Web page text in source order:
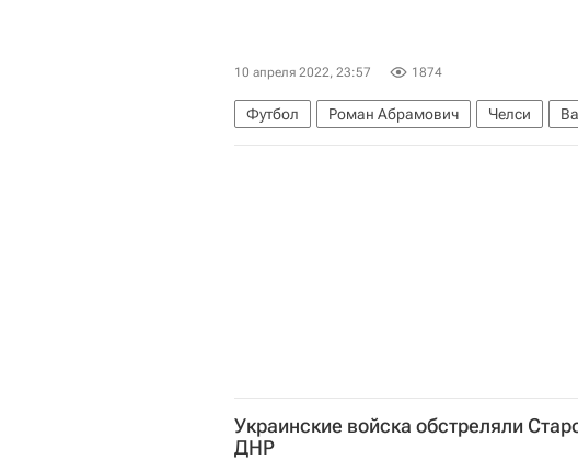
10 апреля 2022, 23:57 1874
Футбол Роман Абрамович Челси
Украинские войска обстреляли
ДНР